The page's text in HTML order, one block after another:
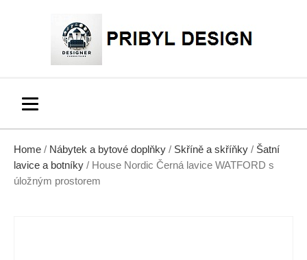
Home / Nábytek a bytové doplňky / Skříně a skříňky / Šatní
lavice a botníky / House Nordic Černá lavice WATFORD s
úložným prostorem